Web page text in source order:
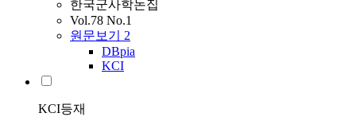
한국군사학논집
Vol.78 No.1
원문보기 2
DBpia
KCI
KCI등재